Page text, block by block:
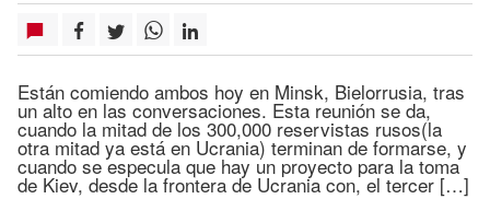
Están comiendo ambos hoy en Minsk, Bielorrusia, tras
un alto en las conversaciones. Esta reunión se da,
cuando la mitad de los 300,000 reservistas rusos(la
otra mitad ya está en Ucrania) terminan de formarse, y
cuando se especula que hay un proyecto para la toma
de Kiev, desde la frontera de Ucrania con, el tercer […]